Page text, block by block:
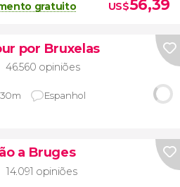
gratuito US$56,39
por Bruxelas
46.560 opiniões
Espanhol
a Bruges
14.091 opiniões